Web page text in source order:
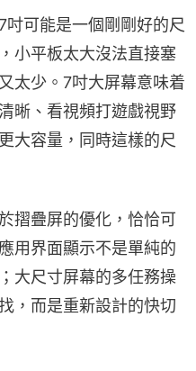
可能是一個剛剛好的尺
小平板太大沒法直接塞
太少。7吋大屏幕意味着
晰、看視頻打遊戲視野
大容量，同時這樣的尺
摺疊屏的優化，恰恰可
用界面顯示不是單純的
大尺寸屏幕的多任務操
，而是重新設計的快切